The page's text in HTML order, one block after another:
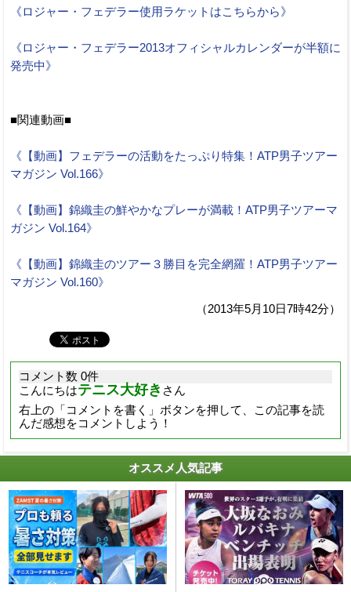
《ロジャー・フェデラー使用ラケットはこちらから》
《ロジャー・フェデラー2013オフィシャルカレンダーが半額に
発売中》
■関連動画■
《【動画】フェデラーの活動をたっぷり特集！ATP男子ツアー
マガジン Vol.166》
《【動画】錦織圭の鮮やかなプレーが満載！ATP男子ツアーマ
ガジン Vol.164》
《【動画】錦織圭のツアー３勝目を完全網羅！ATP男子ツアー
マガジン Vol.160》
（2013年5月10日7時42分）
コメント数 0件
こんにちはテニス大好き さん
右上の「コメントを書く」ボタンを押して、この記事を読
んだ感想をコメントしよう！
オススメ人気記事